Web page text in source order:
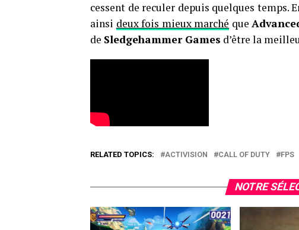
cessent de reculer depuis quelques temps.
ainsi deux fois mieux marché que
de Sledgehammer Games d’être la
RELATED TOPICS: ACTIVISION CALL OF DUTY FPS
NOTRE